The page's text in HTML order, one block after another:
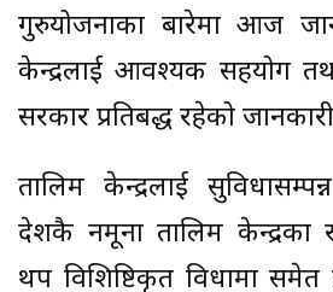
गुरुयोजनाका बारेमा आज
केन्द्रलाई आवश्यक सहयोग
सरकार प्रतिबद्ध रहेको
तालिम केन्द्रलाई
देशकै नमूना तालिम केन्द्रका
थप विशिष्टिकृत विधामा समेत